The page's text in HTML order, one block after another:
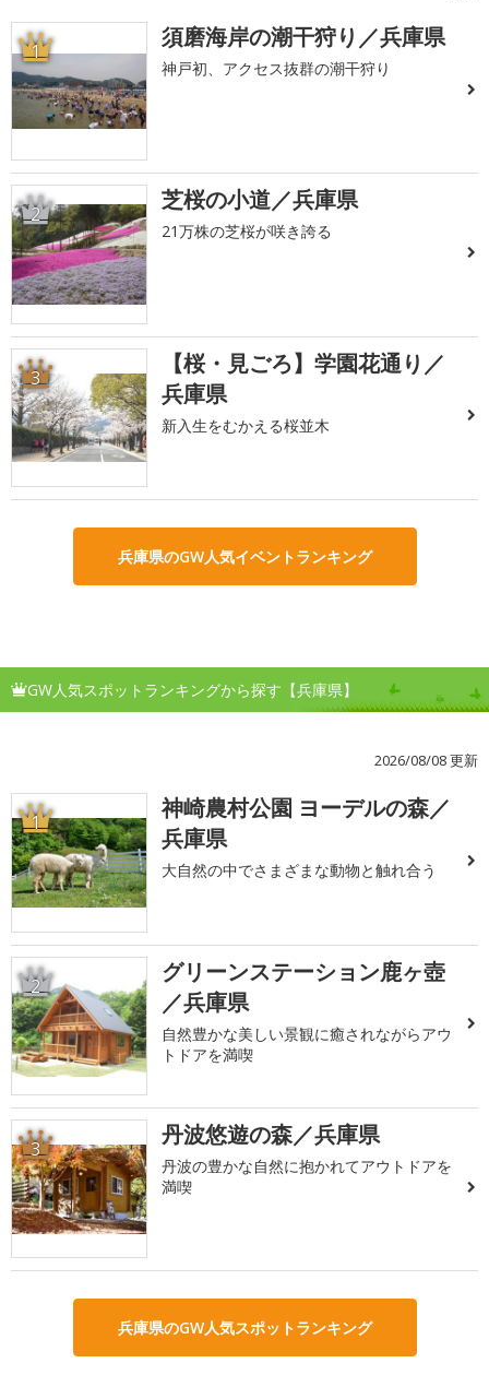
1 須磨海岸の潮干狩り／兵庫県
神戸初、アクセス抜群の潮干狩り
2 芝桜の小道／兵庫県
21万株の芝桜が咲き誇る
3
【桜・見ごろ】学園花通り／
兵庫県
新入生をむかえる桜並木
兵庫県のGW人気イベントランキング
GW人気スポットランキングから探す【兵庫県】
2026/08/08 更新
1
神崎農村公園 ヨーデルの森／
兵庫県
大自然の中でさまざまな動物と触れ合う
2
グリーンステーション鹿ヶ壺
／兵庫県
自然豊かな美しい景観に癒されながらアウ
トドアを満喫
3 丹波悠遊の森／兵庫県
丹波の豊かな自然に抱かれてアウトドアを
満喫
兵庫県のGW人気スポットランキング